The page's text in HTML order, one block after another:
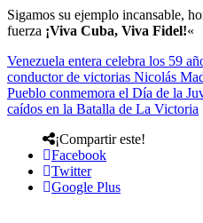
Sigamos su ejemplo incansable,
fuerza ¡Viva Cuba, Viva Fidel!«
Venezuela entera celebra los 59
conductor de victorias Nicolás
Pueblo conmemora el Día de la
caídos en la Batalla de La Victoria
¡Compartir este!
Facebook
Twitter
Google Plus